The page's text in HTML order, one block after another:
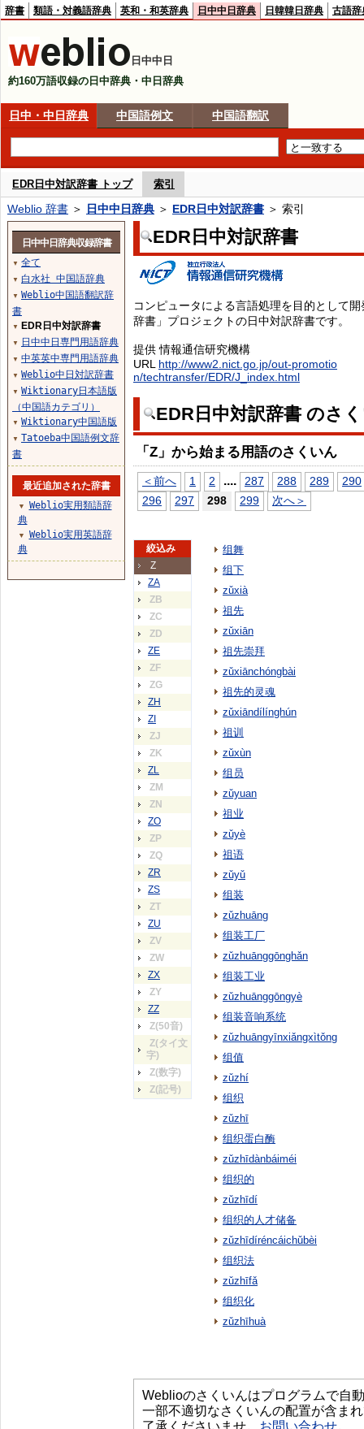
辞書 類語・対義語辞典 英和・和英辞典 日中中日辞典 日韓韓日辞典 古語辞
日中中日
約160万語収録の日中辞典・中日辞典
日中・中日辞典 中国語例文 中国語翻訳
EDR日中対訳辞書 トップ 索引
Weblio 辞書 ＞ 日中中日辞典 ＞ EDR日中対訳辞書 ＞ 索引
EDR日中対訳辞書
コンピュータによる言語処理を目的として
辞書」プロジェクトの日中対訳辞書です。
提供 情報通信研究機構
URL http://www2.nict.go.jp/out-promotio
n/techtransfer/EDR/J_index.html
EDR日中対訳辞書 のさ
「Z」から始まる用語のさくいん
＜前へ 1 2 .... 287 288 289
290
296
297 298 299 次へ＞
絞込み
Z
ZA
ZB
ZC
ZD
ZE
ZF
ZG
ZH
ZI
ZJ
ZK
ZL
ZM
ZN
ZO
ZP
ZQ
ZR
ZS
ZT
ZU
ZV
ZW
ZX
ZY
ZZ
Z(50音)
Z(タイ文
字)
Z(数字)
Z(記号)
组舞
组下
zǔxià
祖先
zǔxiān
祖先崇拜
zǔxiānchóngbài
祖先的灵魂
zǔxiāndílínghún
祖训
zǔxùn
组员
zǔyuan
祖业
zǔyè
祖语
zǔyǔ
组装
zǔzhuāng
组装工厂
zǔzhuānggōnghǎn
组装工业
zǔzhuānggōngyè
组装音响系统
zǔzhuāngyīnxiǎngxìtǒng
组值
zǔzhí
组织
zǔzhī
组织蛋白酶
zǔzhīdànbáiméi
组织的
zǔzhīdí
组织的人才储备
zǔzhīdíréncáichǔbèi
组织法
zǔzhīfǎ
组织化
zǔzhīhuà
Weblioのさくいんはプログラムで自
一部不適切なさくいんの配置が含ま
了承くださいませ。 お問い合わせ。
日中中日辞典収録辞書
▼ 全て
▼ 白水社 中国語辞典
▼ Weblio中国語翻訳辞
書
▼ EDR日中対訳辞書
▼ 日中中日専門用語辞典
▼ 中英英中専門用語辞典
▼ Weblio中日対訳辞書
▼ Wiktionary日本語版
（中国語カテゴリ）
▼ Wiktionary中国語版
▼ Tatoeba中国語例文辞
書
最近追加された辞書
▼
Weblio実用類語辞
典
▼
Weblio実用英語辞
典